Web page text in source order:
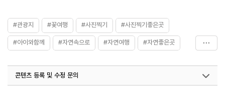
#관광지 #꽃여행 #사진찍기 #사진찍기좋은곳
#아이와함께 #자연속으로 #자연여행 #자연좋은곳
콘텐츠 등록 및 수정 문의